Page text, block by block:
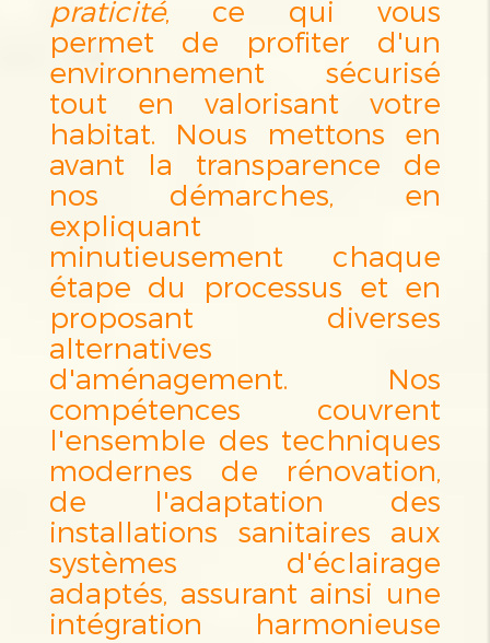
praticité, ce qui vous
permet de profiter d'un
environnement sécurisé
tout en valorisant votre
habitat. Nous mettons en
avant la transparence de
nos démarches, en
expliquant
minutieusement chaque
étape du processus et en
proposant diverses
alternatives
d'aménagement. Nos
compétences couvrent
l'ensemble des techniques
modernes de rénovation,
de l'adaptation des
installations sanitaires aux
systèmes d'éclairage
adaptés, assurant ainsi une
intégration harmonieuse